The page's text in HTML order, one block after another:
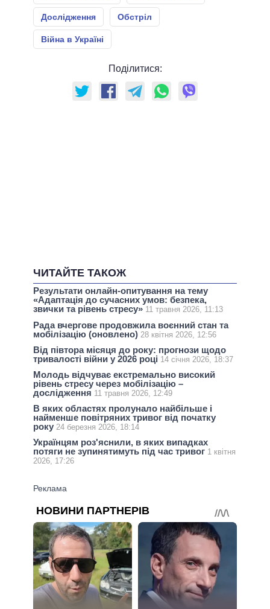
Дослідження Обстріл
Війна в Україні
Поділитися:
ЧИТАЙТЕ ТАКОЖ
Результати онлайн-опитування на тeму
«Адаптація до сучасних умов: безпека,
звички та рівень стресу» 11 травня 2026, 11:13
Рада вчергове продовжила воєнний стан та
мобілізацію (оновлено) 28 квітня 2026, 12:56
Від півтора місяця до року: прогнози щодо
тривалості війни у 2026 році 14 січня 2026, 18:37
Молодь відчуває екстремально високий
рівень стресу через мобілізацію –
дослідження 11 травня 2026, 12:49
В яких областях пролунало найбільше і
найменше повітряних тривог від початку
року 24 березня 2026, 18:14
Українцям роз'яснили, в яких випадках
потяги не зупинятимуть під час тривог 1 квітня
2026, 17:26